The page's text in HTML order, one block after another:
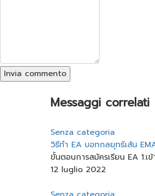
Invia commento
Messaggi correlati
Senza categoria
วิธีทำ EA บอทกลยุทธ์เส้น
ขั้นตอนการสมัครเรียน EA 1.
12 luglio 2022